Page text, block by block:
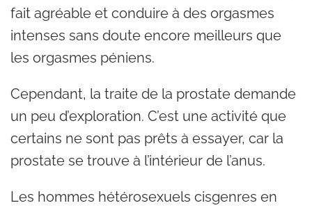
fait agréable et conduire à des orgasmes
intenses sans doute encore meilleurs que
les orgasmes péniens.
Cependant, la traite de la prostate demande
un peu d’exploration. C’est une activité que
certains ne sont pas prêts à essayer, car la
prostate se trouve à l’intérieur de l’anus.
Les hommes hétérosexuels cisgenres en